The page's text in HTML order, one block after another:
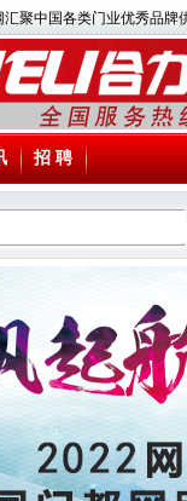
聚中国各类门业优秀品牌
招 聘